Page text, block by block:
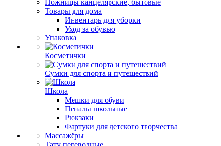
Ножницы канцелярские, бытовые
Товары для дома
Инвентарь для уборки
Уход за обувью
Упаковка
Косметички
Сумки для спорта и путешествий
Школа
Мешки для обуви
Пеналы школьные
Рюкзаки
Фартуки для детского творчества
Массажёры
Тату переводные